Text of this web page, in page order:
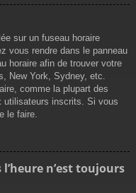
sur un fuseau horaire
vous rendre dans le panneau
horaire afin de trouver votre
New York, Sydney, etc.
comme la plupart des
utilisateurs inscrits. Si vous
le faire.
n’est toujours